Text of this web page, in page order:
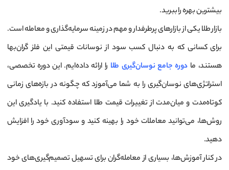
بیشترین بهره را ببرید.
بازار طلا یکی از بازارهای پرطرفدار و مهم در زمینه سرمایه‌گذاری و معامله است.
برای کسانی که به دنبال کسب سود از نوسانات قیمتی این فلز گران‌بها
هستند، ما دوره جامع نوسان‌گیری طلا را ارائه داده‌ایم. این دوره تخصصی،
استراتژی‌های نوسان‌گیری را به شما می‌آموزد که چگونه در بازه‌های زمانی
کوتاه‌مدت و میان‌مدت از تغییرات قیمت طلا استفاده کنید. با یادگیری این
روش‌ها، می‌توانید معاملات خود را بهینه کنید و سودآوری خود را افزایش
دهید.
در کنار آموزش‌ها، بسیاری از معامله‌گران برای تسهیل تصمیم‌گیری‌های خود